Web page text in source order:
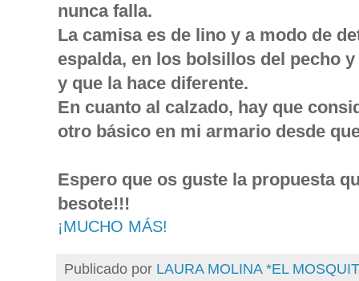
nunca falla.
La camisa es de lino y a modo de
espalda, en los bolsillos del pecho
y que la hace diferente.
En cuanto al calzado, hay que
otro básico en mi armario desde
Espero que os guste la propuesta
besote!!!
¡MUCHO MÁS!
Publicado por LAURA MOLINA *EL